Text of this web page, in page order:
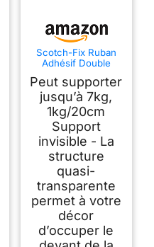
Scotch-Fix Ruban
Adhésif Double
1 Rouleau 19 mm x 5
m - Pour Utilisation
Intérieure - Fixation
sans Dommage -
Supporte jusqu'à 7
kg
Peut supporter
jusqu’à 7kg,
1kg/20cm
Support
invisible - La
structure
quasi-
transparente
permet à votre
décor
d’occuper le